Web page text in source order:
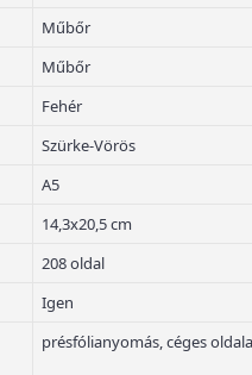
Műbőr
Műbőr
Fehér
Szürke-Vörös
A5
14,3x20,5 cm
208 oldal
Igen
présfólianyomás, céges